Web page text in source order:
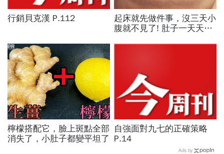
行銷貝克漢 P.112
起床就先做件事，沒三天小
腹就不見了! 肚子一天天變
檸檬搭配它，臉上斑點全部
消失了，小肚子都變平坦了
PR
自強面對九七的正確策略
P.14
Ads by